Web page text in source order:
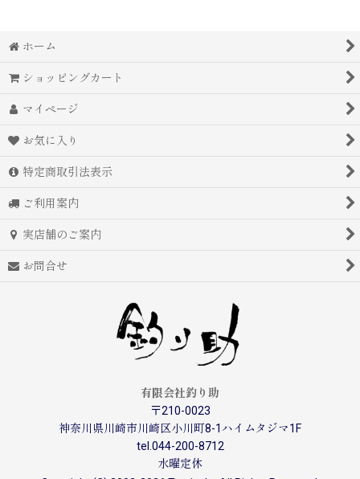
ホーム
ショッピングカート
マイページ
お気に入り
特定商取引法表示
ご利用案内
実店舗のご案内
お問合せ
有限会社釣り助
〒210-0023
神奈川県川崎市川崎区小川町8-1ハイムタジマ1F
tel.044-200-8712
水曜定休